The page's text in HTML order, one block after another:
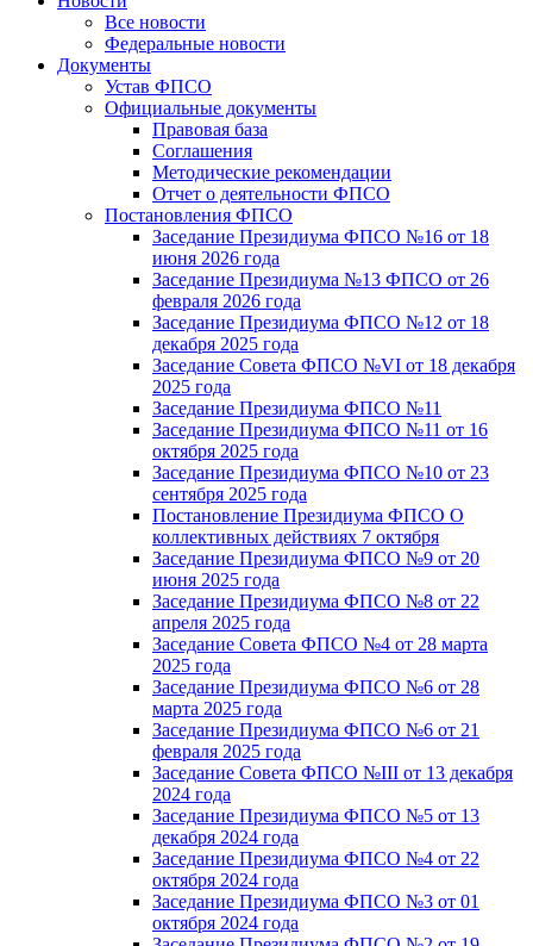
Все новости
Федеральные новости
Документы
Устав ФПСО
Официальные документы
Правовая база
Соглашения
Методические рекомендации
Отчет о деятельности ФПСО
Постановления ФПСО
Заседание Президиума ФПСО №16 от 18
июня 2026 года
Заседание Президиума №13 ФПСО от 26
февраля 2026 года
Заседание Президиума ФПСО №12 от 18
декабря 2025 года
Заседание Совета ФПСО №VI от 18 декабря
2025 года
Заседание Президиума ФПСО №11
Заседание Президиума ФПСО №11 от 16
октября 2025 года
Заседание Президиума ФПСО №10 от 23
сентября 2025 года
Постановление Президиума ФПСО О
коллективных действиях 7 октября
Заседание Президиума ФПСО №9 от 20
июня 2025 года
Заседание Президиума ФПСО №8 от 22
апреля 2025 года
Заседание Совета ФПСО №4 от 28 марта
2025 года
Заседание Президиума ФПСО №6 от 28
марта 2025 года
Заседание Президиума ФПСО №6 от 21
февраля 2025 года
Заседание Совета ФПСО №III от 13 декабря
2024 года
Заседание Президиума ФПСО №5 от 13
декабря 2024 года
Заседание Президиума ФПСО №4 от 22
октября 2024 года
Заседание Президиума ФПСО №3 от 01
октября 2024 года